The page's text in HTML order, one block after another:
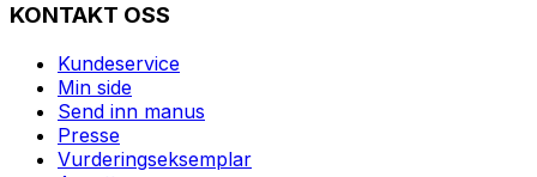
KONTAKT OSS
Kundeservice
Min side
Send inn manus
Presse
Vurderingseksemplar